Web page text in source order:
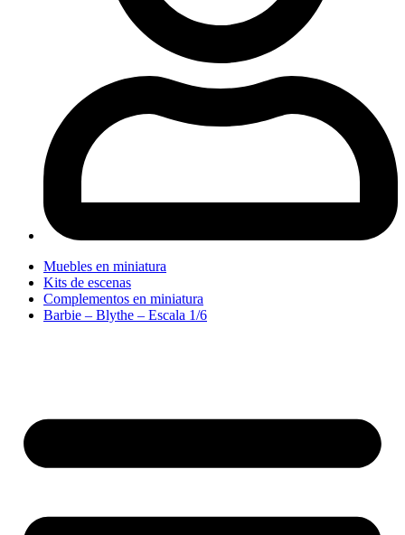
Muebles en miniatura
Kits de escenas
Complementos en miniatura
Barbie – Blythe – Escala 1/6